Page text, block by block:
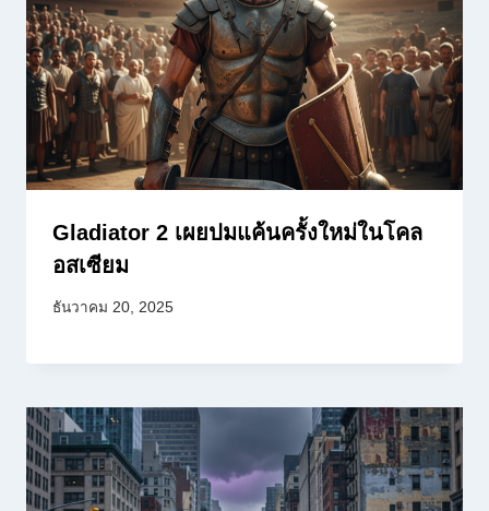
Gladiator 2 เผยปมแค้นครั้งใหม่ในโคล
อสเซียม
ธันวาคม 20, 2025